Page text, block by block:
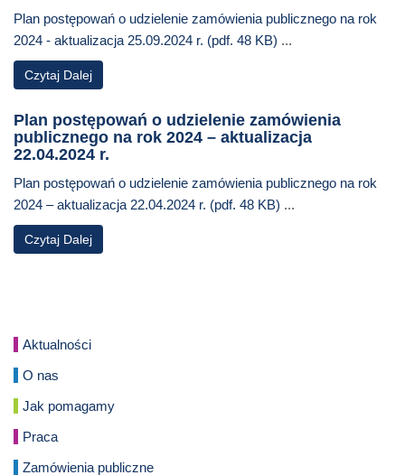
Plan postępowań o udzielenie zamówienia publicznego na rok
2024 - aktualizacja 25.09.2024 r. (pdf. 48 KB) ...
Czytaj Dalej
Plan postępowań o udzielenie zamówienia
publicznego na rok 2024 – aktualizacja
22.04.2024 r.
Plan postępowań o udzielenie zamówienia publicznego na rok
2024 – aktualizacja 22.04.2024 r. (pdf. 48 KB) ...
Czytaj Dalej
Aktualności
O nas
Jak pomagamy
Praca
Zamówienia publiczne